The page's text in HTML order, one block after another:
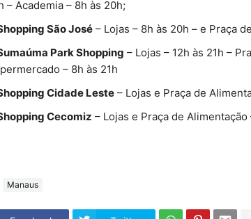
– Academia – 8h às 20h;
São José – Lojas – 8h às 20h – e Praça
Park Shopping – Lojas – 12h às 21h –
– 8h às 21h
Cidade Leste – Lojas e Praça de
Cecomiz – Lojas e Praça de Alimentação
Manaus